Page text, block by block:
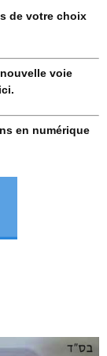
de votre choix
voie
en numérique